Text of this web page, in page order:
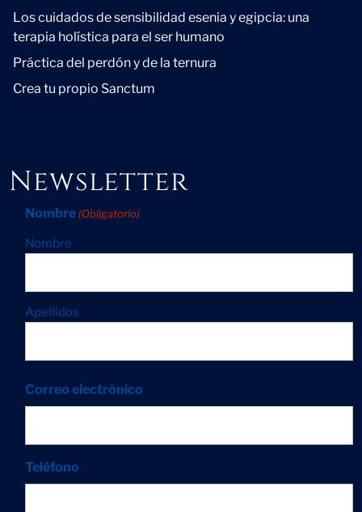
Los cuidados de sensibilidad esenia y egipcia: una
terapia holística para el ser humano
Práctica del perdón y de la ternura
Crea tu propio Sanctum
Newsletter
Nombre (Obligatorio)
Nombre
Apellidos
Correo electrónico
Teléfono